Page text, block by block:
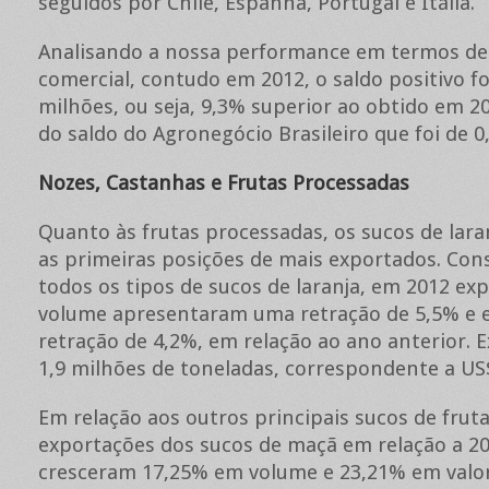
Analisando a nossa performance em termos
comercial, contudo em 2012, o saldo positivo
milhões, ou seja, 9,3% superior ao obtido em
do saldo do Agronegócio Brasileiro que foi de
Nozes, Castanhas e Frutas Processadas
Quanto às frutas processadas, os sucos de
as primeiras posições de mais exportados.
todos os tipos de sucos de laranja, em 2012
volume apresentaram uma retração de 5,5% e
retração de 4,2%, em relação ao ano anterior.
1,9 milhões de toneladas, correspondente a
Em relação aos outros principais sucos de
exportações dos sucos de maçã em relação a
cresceram 17,25% em volume e 23,21% em